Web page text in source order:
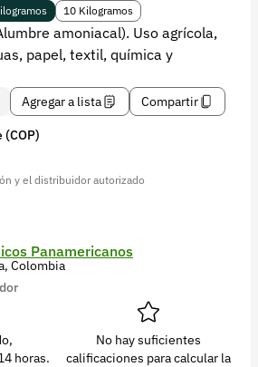
10 Kilogramos
amoniacal). Uso agrícola,
papel, textil, química y
Agregar a lista Compartir
(COP)
y el distribuidor autorizado
Panamericanos
Colombia
horas.
No hay suficientes
calificaciones para calcular la
los derechos reservados